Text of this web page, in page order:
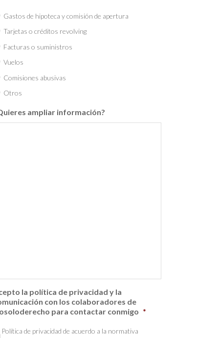
Gastos de hipoteca y comisión de apertura
Tarjetas o créditos revolving
Facturas o suministros
Vuelos
Comisiones abusivas
Otros
ampliar información?
la política de privacidad y la
con los colaboradores de
para contactar conmigo *
Política de privacidad de acuerdo a la normativa